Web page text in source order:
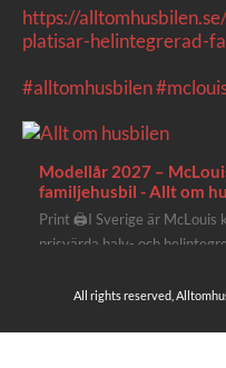
https://
platisar-helintegrerad-
#alltomhusbilen
Modellår 2027 –
familjehusbil - Allt om
Print 🖨I Sverige är McLouis
prisvärda halv- och
plåtisutbud lite extra kärlek
All rights reserved,